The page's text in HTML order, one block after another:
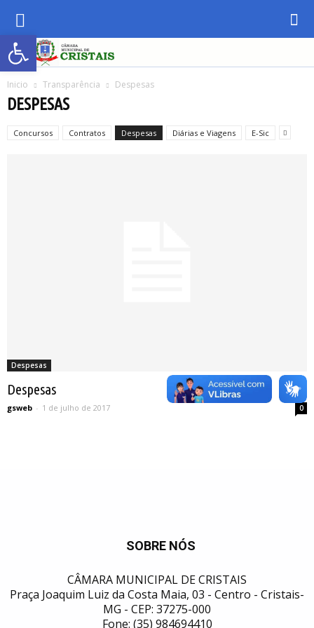
Abrir a barra de ferramentas
Inicio Transparência Despesas
DESPESAS
Concursos Contratos Despesas Diárias e Viagens E-Sic
Despesas
Despesas
gsweb - 1 de julho de 2017 0
SOBRE NÓS
CÂMARA MUNICIPAL DE CRISTAIS
Praça Joaquim Luiz da Costa Maia, 03 - Centro - Cristais-
MG - CEP: 37275-000
Fone: (35) 984694410